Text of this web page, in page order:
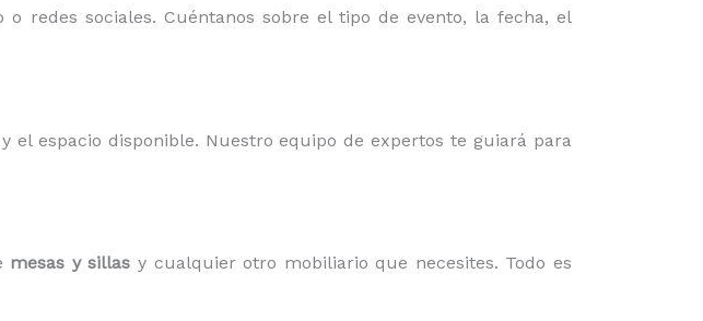
redes sociales. Cuéntanos sobre el tipo de evento, la fecha, el
el espacio disponible. Nuestro equipo de expertos te guiará para
mesas y sillas y cualquier otro mobiliario que necesites. Todo es